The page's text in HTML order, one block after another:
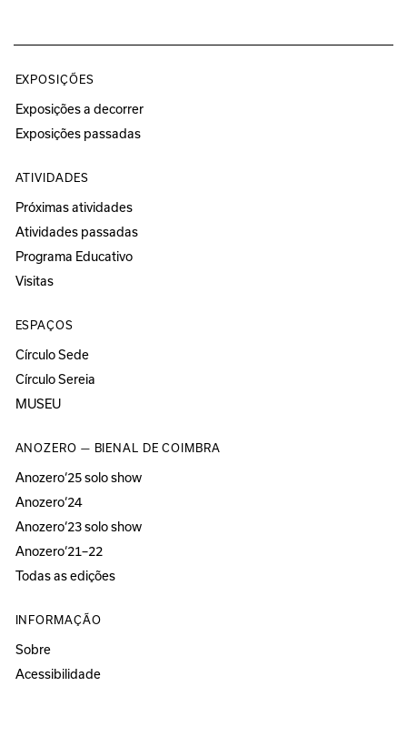
EXPOSIÇÕES
Exposições a decorrer
Exposições passadas
ATIVIDADES
Próximas atividades
Atividades passadas
Programa Educativo
Visitas
ESPAÇOS
Círculo Sede
Círculo Sereia
MUSEU
ANOZERO — BIENAL DE COIMBRA
Anozero‘25 solo show
Anozero‘24
Anozero‘23 solo show
Anozero‘21–22
Todas as edições
INFORMAÇÃO
Sobre
Acessibilidade